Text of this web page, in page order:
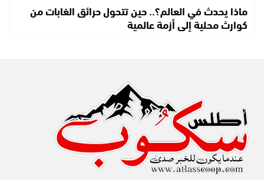
ماذا يحدث في العالم؟.. حين تتحول حرائق الغابات من
كوارث محلية إلى أزمة عالمية